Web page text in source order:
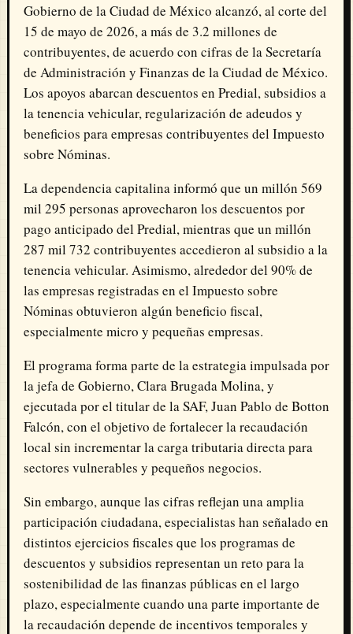
Gobierno de la Ciudad de México alcanzó, al corte del
15 de mayo de 2026, a más de 3.2 millones de
contribuyentes, de acuerdo con cifras de la Secretaría
de Administración y Finanzas de la Ciudad de México.
Los apoyos abarcan descuentos en Predial, subsidios a
la tenencia vehicular, regularización de adeudos y
beneficios para empresas contribuyentes del Impuesto
sobre Nóminas.
La dependencia capitalina informó que un millón 569
mil 295 personas aprovecharon los descuentos por
pago anticipado del Predial, mientras que un millón
287 mil 732 contribuyentes accedieron al subsidio a la
tenencia vehicular. Asimismo, alrededor del 90% de
las empresas registradas en el Impuesto sobre
Nóminas obtuvieron algún beneficio fiscal,
especialmente micro y pequeñas empresas.
El programa forma parte de la estrategia impulsada por
la jefa de Gobierno, Clara Brugada Molina, y
ejecutada por el titular de la SAF, Juan Pablo de Botton
Falcón, con el objetivo de fortalecer la recaudación
local sin incrementar la carga tributaria directa para
sectores vulnerables y pequeños negocios.
Sin embargo, aunque las cifras reflejan una amplia
participación ciudadana, especialistas han señalado en
distintos ejercicios fiscales que los programas de
descuentos y subsidios representan un reto para la
sostenibilidad de las finanzas públicas en el largo
plazo, especialmente cuando una parte importante de
la recaudación depende de incentivos temporales y